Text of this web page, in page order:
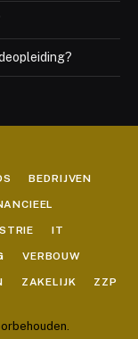
BEDRIJVEN
IT
VERBOUW
ZAKELIJK ZZP